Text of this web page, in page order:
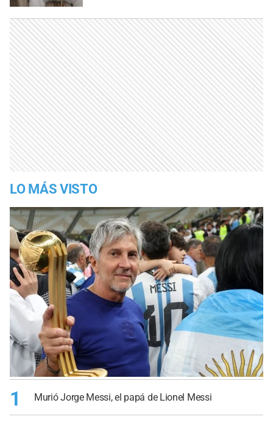
LO MÁS VISTO
1 Murió Jorge Messi, el papá de Lionel Messi